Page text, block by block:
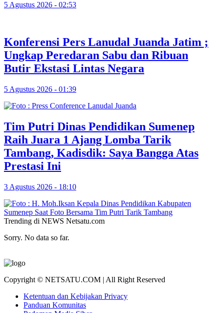
5 Agustus 2026 - 02:53
Konferensi Pers Lanudal Juanda Jatim ;
Ungkap Peredaran Sabu dan Ribuan
Butir Ekstasi Lintas Negara
5 Agustus 2026 - 01:39
Tim Putri Dinas Pendidikan Sumenep
Raih Juara 1 Ajang Lomba Tarik
Tambang, Kadisdik: Saya Bangga Atas
Prestasi Ini
3 Agustus 2026 - 18:10
Trending di NEWS Netsatu.com
Sorry. No data so far.
Copyright © NETSATU.COM | All Right Reserved
Ketentuan dan Kebijakan Privacy
Panduan Komunitas